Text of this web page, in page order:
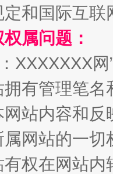
规模
和国际互
属问题：
XXXXXXX
有管理笔
网站内容和
网站的一
权在网站